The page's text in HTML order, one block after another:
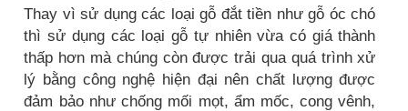
Thay vì sử dụng các loại gỗ đắt tiền như gỗ óc chó
thì sử dụng các loại gỗ tự nhiên vừa có giá thành
thấp hơn mà chúng còn được trải qua quá trình xử
lý bằng công nghệ hiện đại nên chất lượng được
đảm bảo như chống mối mọt, ẩm mốc, cong vênh,